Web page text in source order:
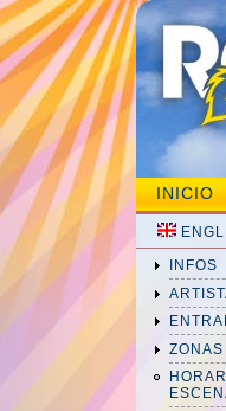
INICIO
INFOS
ZONAS